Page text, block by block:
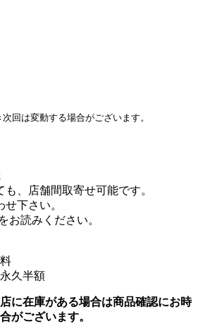
回は変動する場合がございます。
、店舗間取寄せ可能です。
下さい。
お読みください。
久半額
に在庫がある場合は商品確認にお時
がございます。